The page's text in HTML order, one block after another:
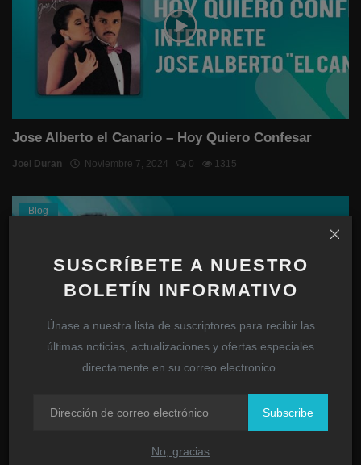
SUSCRÍBETE A NUESTRO
BOLETÍN INFORMATIVO
Únase a nuestra lista de suscriptores para recibir las
últimas noticias, actualizaciones y ofertas especiales
directamente en su correo electronico.
Subscribe
No, gracias
Jose Alberto el Canario – Hoy Quiero Confesar
Joel Duran Noviembre 7, 2024 0 1315
Blog
urbano Vake...
Noviembre 19, 2019 0